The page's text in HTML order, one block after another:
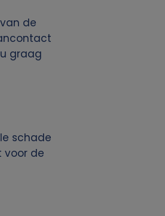
de
graag
schade
voor de